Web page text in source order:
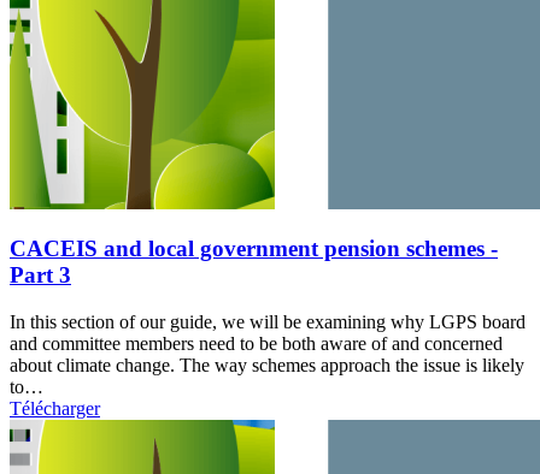
CACEIS and local government pension schemes -
Part 3
In this section of our guide, we will be examining why LGPS board
and committee members need to be both aware of and concerned
about climate change. The way schemes approach the issue is likely
to…
Télécharger